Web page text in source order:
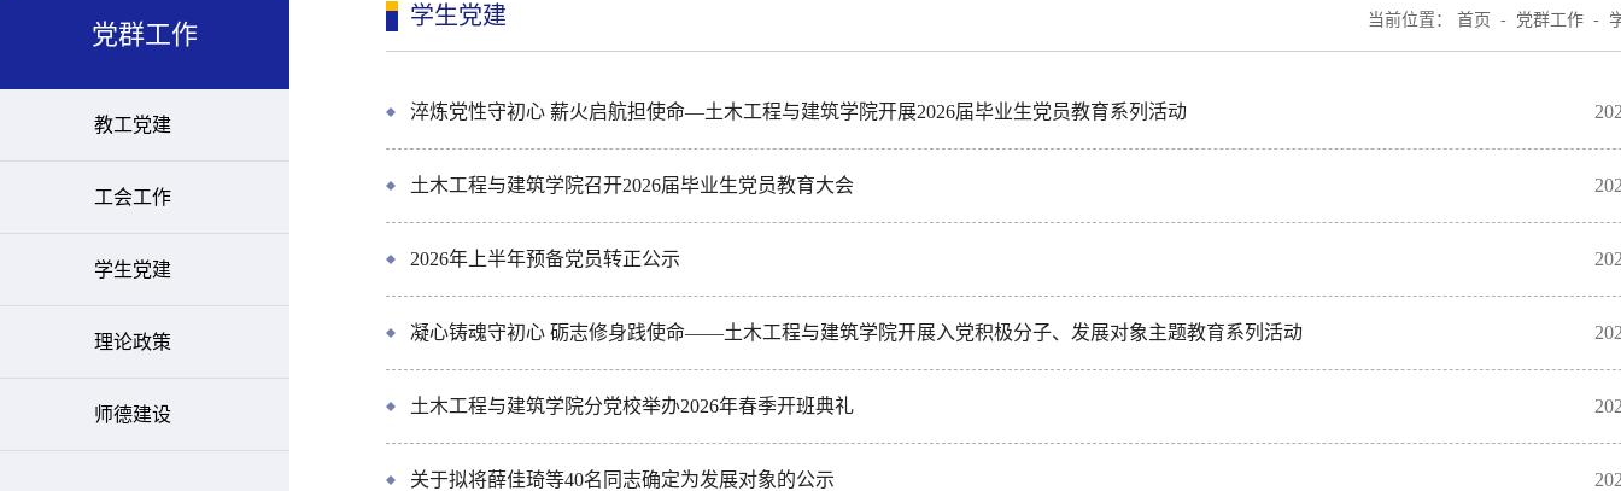
党群工作
教工党建
工会工作
学生党建
理论政策
师德建设
学生党建 当前位置： 首页 - 党群工作 -
淬炼党性守初心 薪火启航担使命—土木工程与建筑学院开展2026届毕业生党员教育系列活动
土木工程与建筑学院召开2026届毕业生党员教育大会
2026年上半年预备党员转正公示
凝心铸魂守初心 砺志修身践使命——土木工程与建筑学院开展入党积极分子、发展对象主题教育系列活动
土木工程与建筑学院分党校举办2026年春季开班典礼
关于拟将薛佳琦等40名同志确定为发展对象的公示